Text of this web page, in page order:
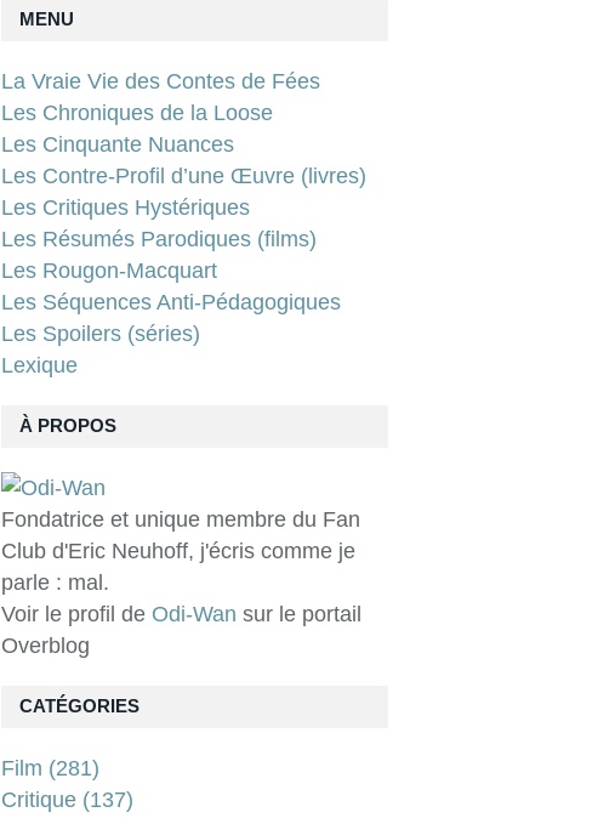
À PROPOS
Fondatrice et unique membre du Fan
Club d'Eric Neuhoff, j'écris comme je
parle : mal.
Voir le profil de Odi-Wan sur le portail
Overblog
MENU
La Vraie Vie des Contes de Fées
Les Chroniques de la Loose
Les Cinquante Nuances
Les Contre-Profil d’une Œuvre (livres)
Les Critiques Hystériques
Les Résumés Parodiques (films)
Les Rougon-Macquart
Les Séquences Anti-Pédagogiques
Les Spoilers (séries)
Lexique
CATÉGORIES
Film (281)
Critique (137)